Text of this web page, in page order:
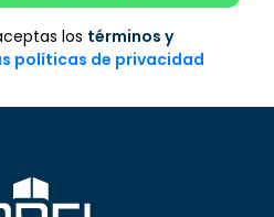
los términos y
políticas de privacidad